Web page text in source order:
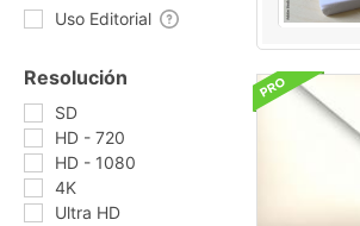
Uso Editorial
Resolución
SD
HD - 720
HD - 1080
4K
Ultra HD